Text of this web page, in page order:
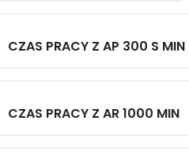
CZAS PRACY Z AP 300 S MIN
CZAS PRACY Z AR 1000 MIN